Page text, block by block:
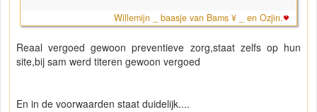
Willemijn _ baasje van Bams ¥ _ en Ozjin.
Reaal vergoed gewoon preventieve zorg,staat zelfs op hun
site,bij sam werd titeren gewoon vergoed
En in de voorwaarden staat duidelijk....